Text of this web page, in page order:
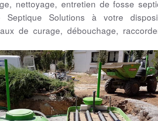
nettoyage, entretien de fosse
Septique Solutions à votre
de curage, débouchage,